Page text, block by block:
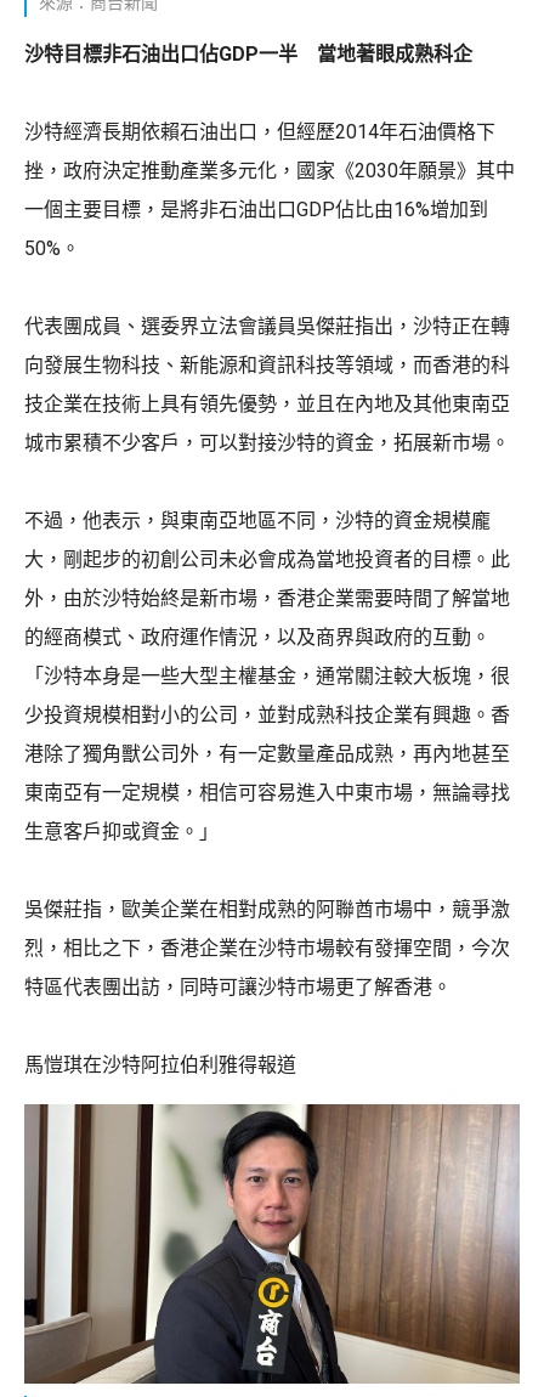
沙特目標非石油出口佔GDP一半 當地著眼成熟科企
沙特經濟長期依賴石油出口，但經歷2014年石油價格下
挫，政府決定推動產業多元化，國家《2030年願景》其中
一個主要目標，是將非石油出口GDP佔比由16%增加到
50%。
代表團成員、選委界立法會議員吳傑莊指出，沙特正在轉
向發展生物科技、新能源和資訊科技等領域，而香港的科
技企業在技術上具有領先優勢，並且在內地及其他東南亞
城市累積不少客戶，可以對接沙特的資金，拓展新市場。
不過，他表示，與東南亞地區不同，沙特的資金規模龐
大，剛起步的初創公司未必會成為當地投資者的目標。此
外，由於沙特始終是新市場，香港企業需要時間了解當地
的經商模式、政府運作情況，以及商界與政府的互動。
「沙特本身是一些大型主權基金，通常關注較大板塊，很
少投資規模相對小的公司，並對成熟科技企業有興趣。香
港除了獨角獸公司外，有一定數量產品成熟，再內地甚至
東南亞有一定規模，相信可容易進入中東市場，無論尋找
生意客戶抑或資金。」
吳傑莊指，歐美企業在相對成熟的阿聯酋市場中，競爭激
烈，相比之下，香港企業在沙特市場較有發揮空間，今次
特區代表團出訪，同時可讓沙特市場更了解香港。
馬愷琪在沙特阿拉伯利雅得報道